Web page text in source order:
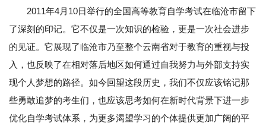
2011年4月10日举行的全国高等教育自学考试在临沧市留下
了深刻的印记。它不仅是一次知识的检验，更是一次社会进步
的见证。它展现了临沧市乃至整个云南省对于教育的重视与投
入，也反映了在相对落后地区如何通过自我努力与外部支持实
现个人梦想的路径。如今回望这段历史，我们不仅应该铭记那
些勇敢追梦的考生们，也应该思考如何在新时代背景下进一步
优化自学考试体系，为更多渴望学习的个体提供更加广阔的平